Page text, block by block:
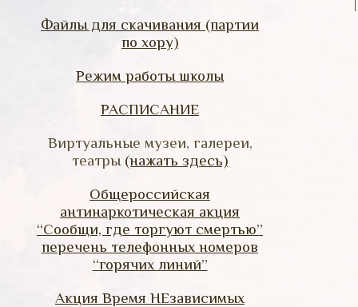
Файлы для скачивания (партии
по хору)
Режим работы школы
РАСПИСАНИЕ
Виртуальные музеи, галереи,
театры (нажать здесь)
Общероссийская
антинаркотическая акция
“Сообщи, где торгуют смертью”
перечень телефонных номеров
“горячих линий”
Акция Время НЕзависимых